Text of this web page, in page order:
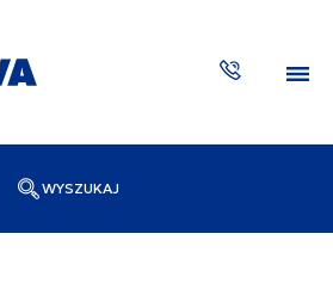
WYSZUKAJ
SZUKAJ